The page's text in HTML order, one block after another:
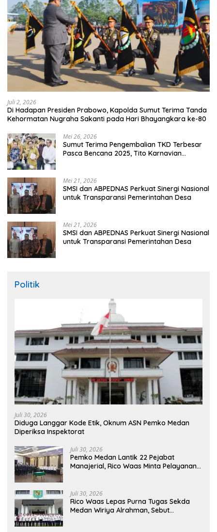
Juli 2, 2026
Di Hadapan Presiden Prabowo, Kapolda Sumut Terima Tanda
Kehormatan Nugraha Sakanti pada Hari Bhayangkara ke-80
Mei 26, 2026
Sumut Terima Pengembalian TKD Terbesar
Pasca Bencana 2025, Tito Karnavian
Mei 21, 2026
SMSI dan ABPEDNAS Perkuat Sinergi Nasional
untuk Transparansi Pemerintahan Desa
Mei 21, 2026
SMSI dan ABPEDNAS Perkuat Sinergi Nasional
untuk Transparansi Pemerintahan Desa
Politik
Juli 30, 2026
Diduga Langgar Kode Etik, Oknum ASN Pemko Medan
Diperiksa Inspektorat
Juli 30, 2026
Pemko Medan Lantik 22 Pejabat
Manajerial, Rico Waas Minta Pelayanan
Juli 30, 2026
Rico Waas Lepas Purna Tugas Sekda
Medan Wiriya Alrahman, Sebut